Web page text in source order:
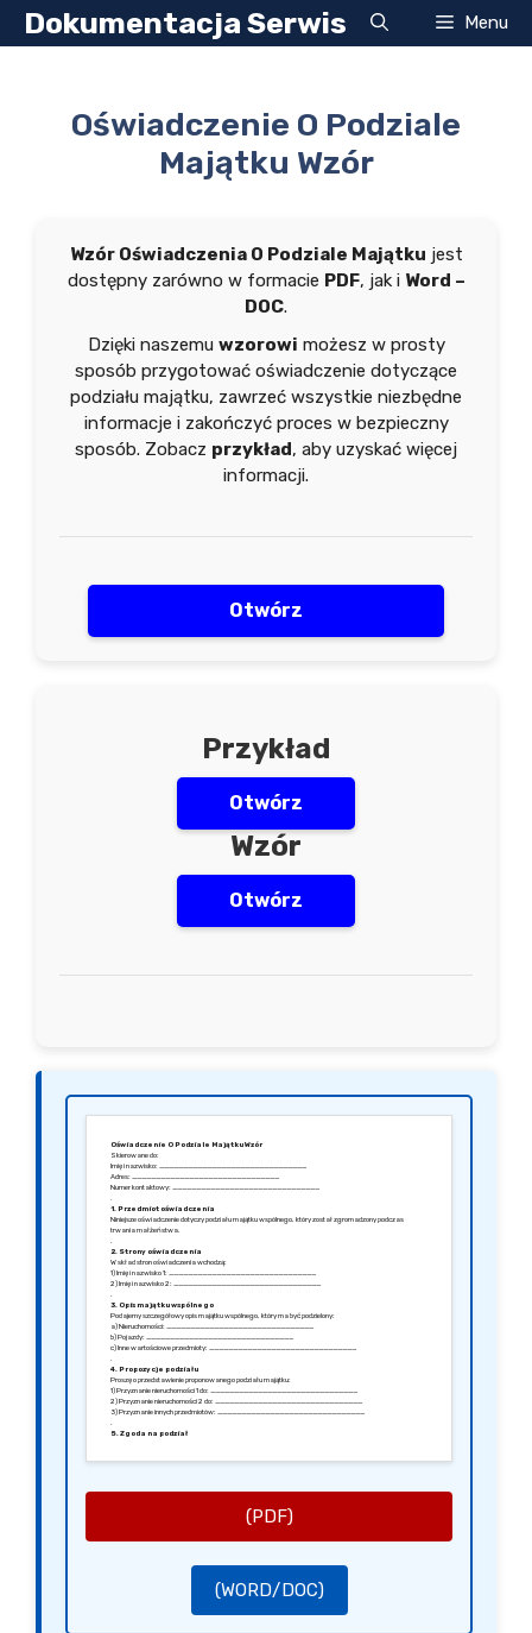
PrzejdźDokumentacja Serwis Menu
Oświadczenie O Podziale
Majątku Wzór
Wzór Oświadczenia O Podziale Majątku jest
dostępny zarówno w formacie PDF, jak i Word –
DOC.
Dzięki naszemu wzorowi możesz w prosty
sposób przygotować oświadczenie dotyczące
podziału majątku, zawrzeć wszystkie niezbędne
informacje i zakończyć proces w bezpieczny
sposób. Zobacz przykład, aby uzyskać więcej
informacji.
Otwórz
Przykład
Otwórz
Wzór
Otwórz
Oświadczenie O Podziale Majątku Wzór
Skierowane do:
Imię i nazwisko: _______________________________
Adres: _______________________________
Numer kontaktowy: _______________________________
.
1. Przedmiot oświadczenia
Niniejsze oświadczenie dotyczy podziału majątku wspólnego, który został zgromadzony podczas
trwania małżeństwa.
.
2. Strony oświadczenia
W skład stron oświadczenia wchodzą:
1) Imię i nazwisko 1: _______________________________
2) Imię i nazwisko 2: _______________________________
.
3. Opis majątku wspólnego
Podajemy szczegółowy opis majątku wspólnego, który ma być podzielony:
a) Nieruchomości: _______________________________
b) Pojazdy: _______________________________
c) Inne wartościowe przedmioty: _______________________________
.
4. Propozycje podziału
Proszę o przedstawienie proponowanego podziału majątku:
1) Przyznanie nieruchomości 1 do: _______________________________
2) Przyznanie nieruchomości 2 do: _______________________________
3) Przyznanie innych przedmiotów: _______________________________
.
5. Zgoda na podział
Podpis 1: _______________________________
Podpis 2: _______________________________
(PDF)
(WORD/DOC)